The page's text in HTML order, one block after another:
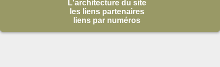
L'architecture du site
les liens partenaires
liens par numéros